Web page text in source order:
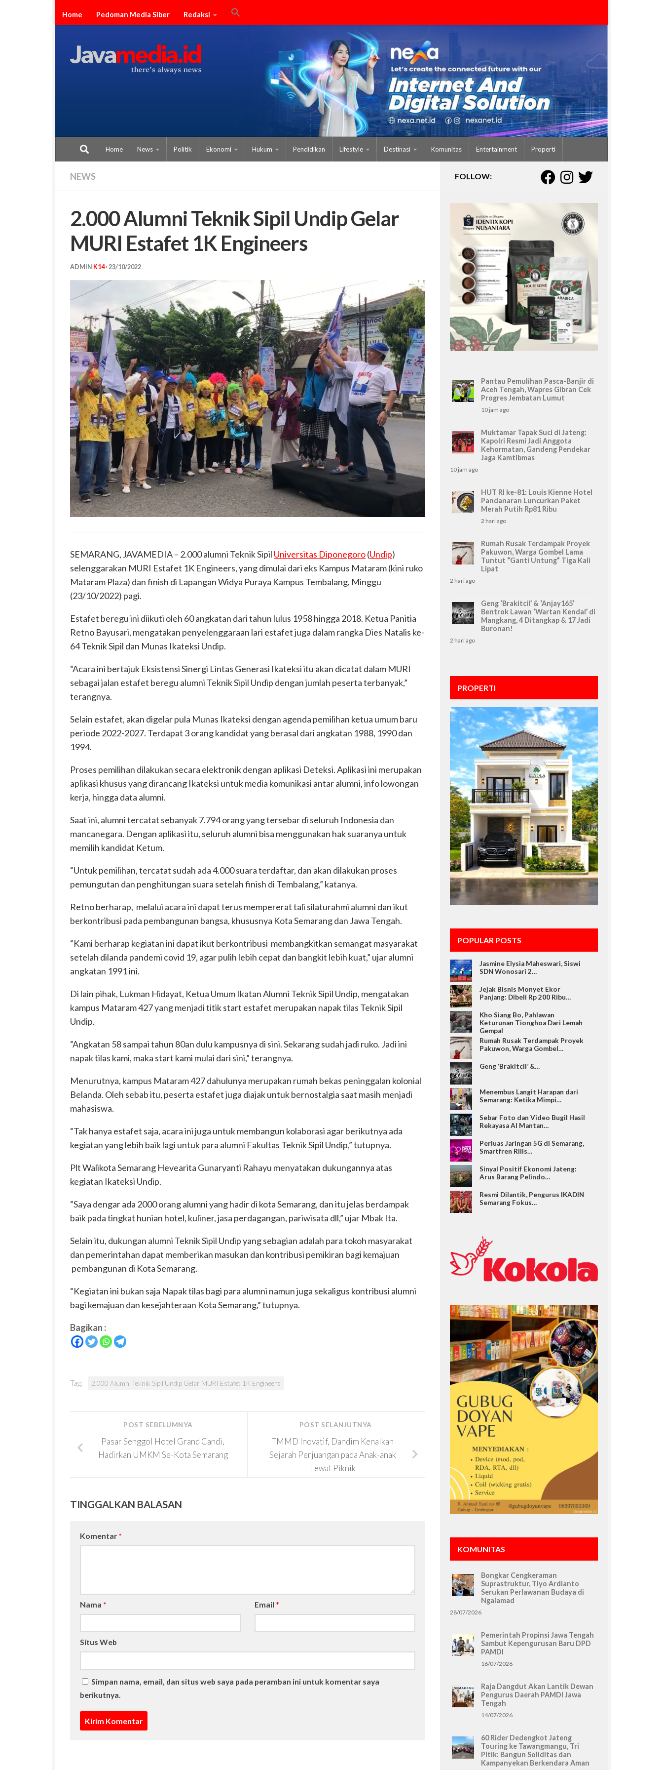
Skip to content
Home Pedoman Media Siber Redaksi
Home News Politik Ekonomi Hukum Pendidikan Lifestyle Destinasi Komunitas Entertainment Properti
NEWS
2.000 Alumni Teknik Sipil Undip Gelar
MURI Estafet 1K Engineers
ADMIN K14· 23/10/2022
SEMARANG, JAVAMEDIA – 2.000 alumni Teknik Sipil Universitas Diponegoro(Undip)
selenggarakan MURI Estafet 1K Engineers, yang dimulai dari eks Kampus Mataram (kini ruko
Mataram Plaza) dan finish di Lapangan Widya Puraya Kampus Tembalang, Minggu
(23/10/2022) pagi.
Estafet beregu ini diikuti oleh 60 angkatan dari tahun lulus 1958 hingga 2018. Ketua Panitia
Retno Bayusari, mengatakan penyelenggaraan lari estafet juga dalam rangka Dies Natalis ke-
64 Teknik Sipil dan Munas Ikateksi Undip.
“Acara ini bertajuk Eksistensi Sinergi Lintas Generasi Ikateksi itu akan dicatat dalam MURI
sebagai jalan estafet beregu alumni Teknik Sipil Undip dengan jumlah peserta terbanyak,”
terangnya.
Selain estafet, akan digelar pula Munas Ikateksi dengan agenda pemilihan ketua umum baru
periode 2022-2027. Terdapat 3 orang kandidat yang berasal dari angkatan 1988, 1990 dan
1994.
Proses pemilihan dilakukan secara elektronik dengan aplikasi Deteksi. Aplikasi ini merupakan
aplikasi khusus yang dirancang Ikateksi untuk media komunikasi antar alumni, info lowongan
kerja, hingga data alumni.
Saat ini, alumni tercatat sebanyak 7.794 orang yang tersebar di seluruh Indonesia dan
mancanegara. Dengan aplikasi itu, seluruh alumni bisa menggunakan hak suaranya untuk
memilih kandidat Ketum.
“Untuk pemilihan, tercatat sudah ada 4.000 suara terdaftar, dan akan dilakukan proses
pemungutan dan penghitungan suara setelah finish di Tembalang,” katanya.
Retno berharap, melalui acara ini dapat terus mempererat tali silaturahmi alumni dan ikut
berkontribusi pada pembangunan bangsa, khususnya Kota Semarang dan Jawa Tengah.
“Kami berharap kegiatan ini dapat ikut berkontribusi membangkitkan semangat masyarakat
setelah dilanda pandemi covid 19, agar pulih lebih cepat dan bangkit lebih kuat,” ujar alumni
angkatan 1991 ini.
Di lain pihak, Lukman Hidayat, Ketua Umum Ikatan Alumni Teknik Sipil Undip, mengatakan
kampus Mataram 427 yang menjadi titik start estafet merupakan napak tilas Teknik Sipil
Undip.
“Angkatan 58 sampai tahun 80an dulu kampusnya di sini. Sekarang sudah jadi ruko. Jadi ini
napak tilas kami, maka start kami mulai dari sini,” terangnya.
Menurutnya, kampus Mataram 427 dahulunya merupakan rumah bekas peninggalan kolonial
Belanda. Oleh sebab itu, peserta estafet juga diajak untuk bernostalgia saat masih menjadi
mahasiswa.
“Tak hanya estafet saja, acara ini juga untuk membangun kolaborasi agar berikutnya ada
kegiatan yang lebih baik lagi untuk para alumni Fakultas Teknik Sipil Undip,” tutupnya.
Plt Walikota Semarang Hevearita Gunaryanti Rahayu menyatakan dukungannya atas
kegiatan Ikateksi Undip.
“Saya dengar ada 2000 orang alumni yang hadir di kota Semarang, dan itu jelas berdampak
baik pada tingkat hunian hotel, kuliner, jasa perdagangan, pariwisata dll,” ujar Mbak Ita.
Selain itu, dukungan alumni Teknik Sipil Undip yang sebagian adalah para tokoh masyarakat
dan pemerintahan dapat memberikan masukan dan kontribusi pemikiran bagi kemajuan
pembangunan di Kota Semarang.
“Kegiatan ini bukan saja Napak tilas bagi para alumni namun juga sekaligus kontribusi alumni
bagi kemajuan dan kesejahteraan Kota Semarang,” tutupnya.
Bagikan :
Tag: 2.000 Alumni Teknik Sipil Undip Gelar MURI Estafet 1K Engineers
POST SELANJUTNYA
TMMD Inovatif, Dandim Kenalkan
Sejarah Perjuangan pada Anak-anak
Lewat Piknik
POST SEBELUMNYA
Pasar Senggol Hotel Grand Candi,
Hadirkan UMKM Se-Kota Semarang
TINGGALKAN BALASAN
Komentar *
Nama * Email *
Situs Web
Simpan nama, email, dan situs web saya pada peramban ini untuk komentar saya
berikutnya.
FOLLOW:
Pantau Pemulihan Pasca-Banjir di
Aceh Tengah, Wapres Gibran Cek
Progres Jembatan Lumut
10 jam ago
Muktamar Tapak Suci di Jateng:
Kapolri Resmi Jadi Anggota
Kehormatan, Gandeng Pendekar
Jaga Kamtibmas
10 jam ago
HUT RI ke-81: Louis Kienne Hotel
Pandanaran Luncurkan Paket
Merah Putih Rp81 Ribu
2 hari ago
Rumah Rusak Terdampak Proyek
Pakuwon, Warga Gombel Lama
Tuntut “Ganti Untung” Tiga Kali
Lipat
2 hari ago
Geng ‘Brakitcil’ & ‘Anjay165’
Bentrok Lawan ‘Wartan Kendal’ di
Mangkang, 4 Ditangkap & 17 Jadi
Buronan!
2 hari ago
PROPERTI
POPULAR POSTS
Jasmine Elysia Maheswari, Siswi
SDN Wonosari 2…
Jejak Bisnis Monyet Ekor
Panjang: Dibeli Rp 200 Ribu…
Kho Siang Bo, Pahlawan
Keturunan Tionghoa Dari Lemah
Gempal
Rumah Rusak Terdampak Proyek
Pakuwon, Warga Gombel…
Geng ‘Brakitcil’ &…
Menembus Langit Harapan dari
Semarang: Ketika Mimpi…
Sebar Foto dan Video Bugil Hasil
Rekayasa AI Mantan…
Perluas Jaringan 5G di Semarang,
Smartfren Rilis…
Sinyal Positif Ekonomi Jateng:
Arus Barang Pelindo…
Resmi Dilantik, Pengurus IKADIN
Semarang Fokus…
KOMUNITAS
Bongkar Cengkeraman
Suprastruktur, Tiyo Ardianto
Serukan Perlawanan Budaya di
Ngalamad
28/07/2026
Pemerintah Propinsi Jawa Tengah
Sambut Kepengurusan Baru DPD
PAMDI
16/07/2026
Raja Dangdut Akan Lantik Dewan
Pengurus Daerah PAMDI Jawa
Tengah
14/07/2026
60 Rider Dedengkot Jateng
Touring ke Tawangmangu, Tri
Pitik: Bangun Soliditas dan
Kampanyekan Berkendara Aman